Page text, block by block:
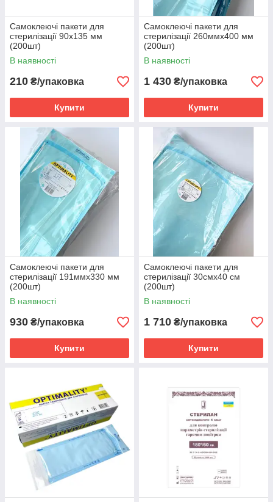
Самоклеючі пакети для
стерилізації 90х135 мм
(200шт)
В наявності
210 ₴/упаковка
Купити
Самоклеючі пакети для
стерилізації 260ммх400 мм
(200шт)
В наявності
1 430 ₴/упаковка
Купити
Самоклеючі пакети для
стерилізації 191ммх330 мм
(200шт)
В наявності
930 ₴/упаковка
Купити
Самоклеючі пакети для
стерилізації 30смх40 см
(200шт)
В наявності
1 710 ₴/упаковка
Купити